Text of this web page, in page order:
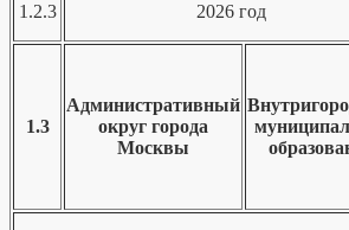
1.2.3 2026 год
1.3
Административный
округ города
Москвы